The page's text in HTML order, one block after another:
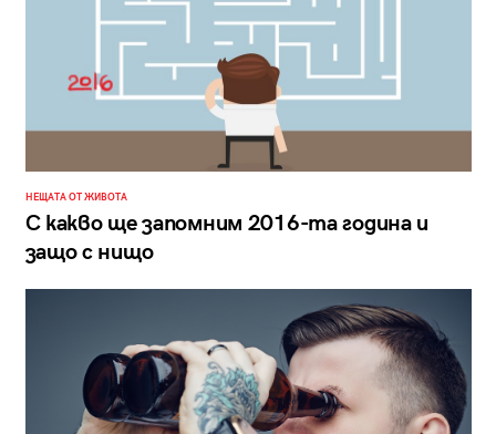
НЕЩАТА ОТ ЖИВОТА
С какво ще запомним 2016-та година и
защо с нищо